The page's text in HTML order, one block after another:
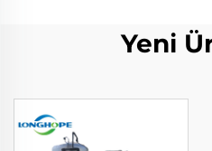
Yeni